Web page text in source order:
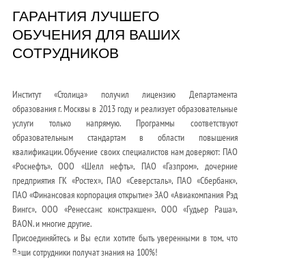
ГАРАНТИЯ ЛУЧШЕГО
ОБУЧЕНИЯ ДЛЯ ВАШИХ
СОТРУДНИКОВ
Институт «Столица» получил лицензию Департамента
образования г. Москвы в 2013 году и реализует образовательные
услуги только напрямую. Программы соответствуют
образовательным стандартам в области повышения
квалификации. Обучение своих специалистов нам доверяют: ПАО
«Роснефть», ООО «Шелл нефть», ПАО «Газпром», дочерние
предприятия ГК «Ростех», ПАО «Северсталь», ПАО «Сбербанк»,
ПАО «Финансовая корпорация открытие» ЗАО «Авиакомпания Рэд
Вингс», ООО «Ренессанс констракшен», ООО «Гудьер Раша»,
BAON. и многие другие.
Присоединяйтесь и Вы если хотите быть уверенными в том, что
Ваши сотрудники получат знания на 100%!